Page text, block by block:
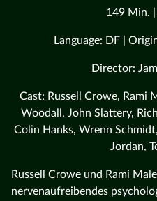
149 Min.
Language: DF |
Director:
Cast: Russell Crowe, Rami
Woodall, John Slattery,
Colin Hanks, Wrenn
Jordan,
Russell Crowe und Rami
nervenaufreibendes